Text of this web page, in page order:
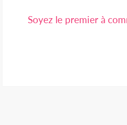
Soyez le premier à